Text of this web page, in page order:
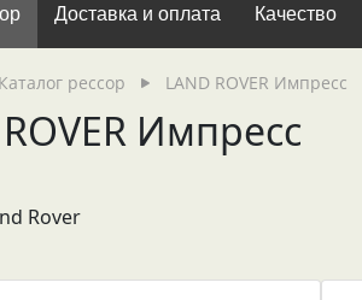
Доставка и оплата Качество
Каталог рессор LAND ROVER Импресс
Импресс
Rover